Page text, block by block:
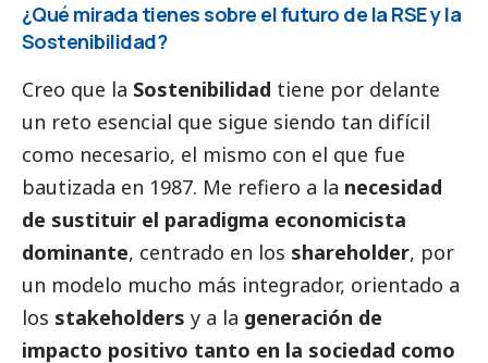
¿Qué mirada tienes sobre el futuro de la RSE y la
Sostenibilidad?
Creo que la Sostenibilidad tiene por delante
un reto esencial que sigue siendo tan difícil
como necesario, el mismo con el que fue
bautizada en 1987. Me refiero a la necesidad
de sustituir el paradigma economicista
dominante, centrado en los shareholder, por
un modelo mucho más integrador, orientado a
los stakeholders y a la generación de
impacto positivo tanto en la sociedad como